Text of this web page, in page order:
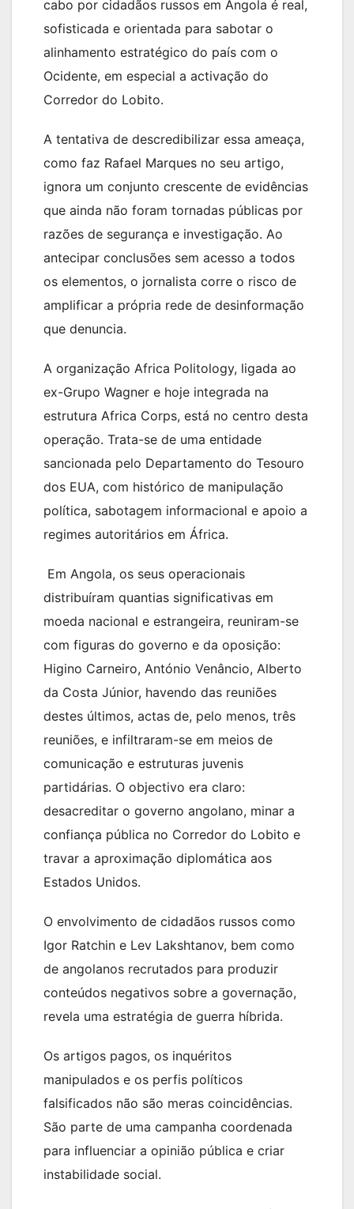
cabo por cidadãos russos em Angola é real,
sofisticada e orientada para sabotar o
alinhamento estratégico do país com o
Ocidente, em especial a activação do
Corredor do Lobito.
A tentativa de descredibilizar essa ameaça,
como faz Rafael Marques no seu artigo,
ignora um conjunto crescente de evidências
que ainda não foram tornadas públicas por
razões de segurança e investigação. Ao
antecipar conclusões sem acesso a todos
os elementos, o jornalista corre o risco de
amplificar a própria rede de desinformação
que denuncia.
A organização Africa Politology, ligada ao
ex-Grupo Wagner e hoje integrada na
estrutura Africa Corps, está no centro desta
operação. Trata-se de uma entidade
sancionada pelo Departamento do Tesouro
dos EUA, com histórico de manipulação
política, sabotagem informacional e apoio a
regimes autoritários em África.
Em Angola, os seus operacionais
distribuíram quantias significativas em
moeda nacional e estrangeira, reuniram-se
com figuras do governo e da oposição:
Higino Carneiro, António Venâncio, Alberto
da Costa Júnior, havendo das reuniões
destes últimos, actas de, pelo menos, três
reuniões, e infiltraram-se em meios de
comunicação e estruturas juvenis
partidárias. O objectivo era claro:
desacreditar o governo angolano, minar a
confiança pública no Corredor do Lobito e
travar a aproximação diplomática aos
Estados Unidos.
O envolvimento de cidadãos russos como
Igor Ratchin e Lev Lakshtanov, bem como
de angolanos recrutados para produzir
conteúdos negativos sobre a governação,
revela uma estratégia de guerra híbrida.
Os artigos pagos, os inquéritos
manipulados e os perfis políticos
falsificados não são meras coincidências.
São parte de uma campanha coordenada
para influenciar a opinião pública e criar
instabilidade social.